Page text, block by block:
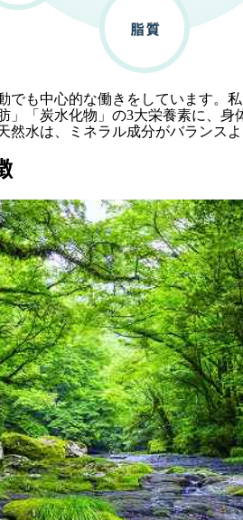
でも中心的な働きをしています。
」「炭水化物」の3大栄養素に、
然水は、ミネラル成分がバランス